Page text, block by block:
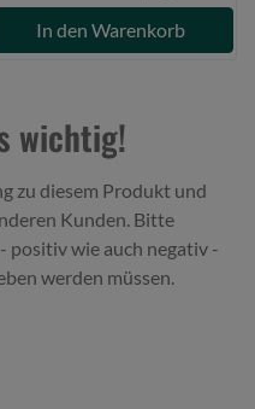
In den Warenkorb
wichtig!
zu diesem Produkt und
Kunden. Bitte
positiv wie auch negativ -
werden müssen.